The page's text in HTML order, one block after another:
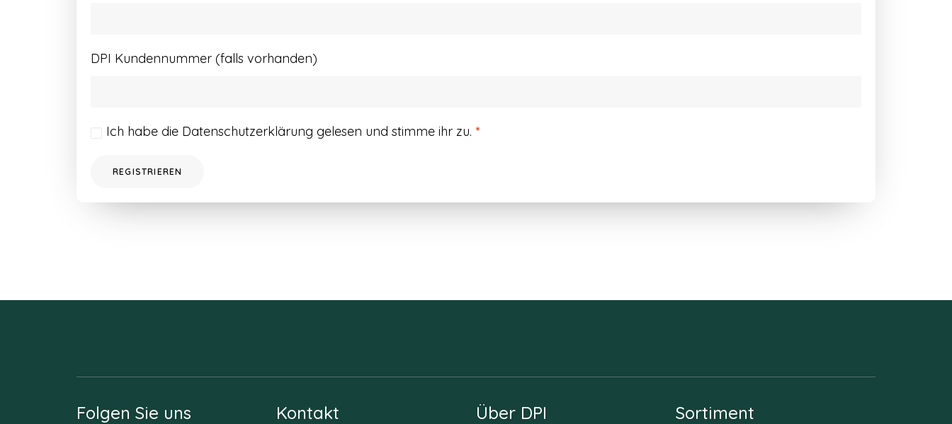
DPI Kundennummer (falls vorhanden)
Ich habe die Datenschutzerklärung gelesen und stimme ihr zu. *
REGISTRIEREN
Folgen Sie uns Kontakt Über DPI Sortiment